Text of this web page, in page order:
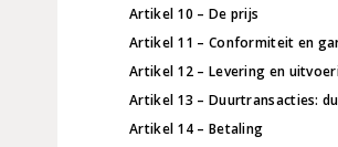
Artikel 10 – De prijs
Artikel 11 – Conformiteit en
Artikel 12 – Levering en
Artikel 13 – Duurtransacties:
Artikel 14 – Betaling